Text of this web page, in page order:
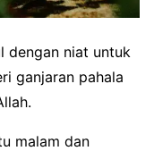
dengan niat untuk
ganjaran pahala
malam dan